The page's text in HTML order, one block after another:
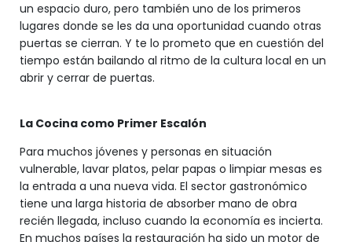
un espacio duro, pero también uno de los primeros
lugares donde se les da una oportunidad cuando otras
puertas se cierran. Y te lo prometo que en cuestión del
tiempo están bailando al ritmo de la cultura local en un
abrir y cerrar de puertas.
La Cocina como Primer Escalón
Para muchos jóvenes y personas en situación
vulnerable, lavar platos, pelar papas o limpiar mesas es
la entrada a una nueva vida. El sector gastronómico
tiene una larga historia de absorber mano de obra
recién llegada, incluso cuando la economía es incierta.
En muchos países la restauración ha sido un motor de